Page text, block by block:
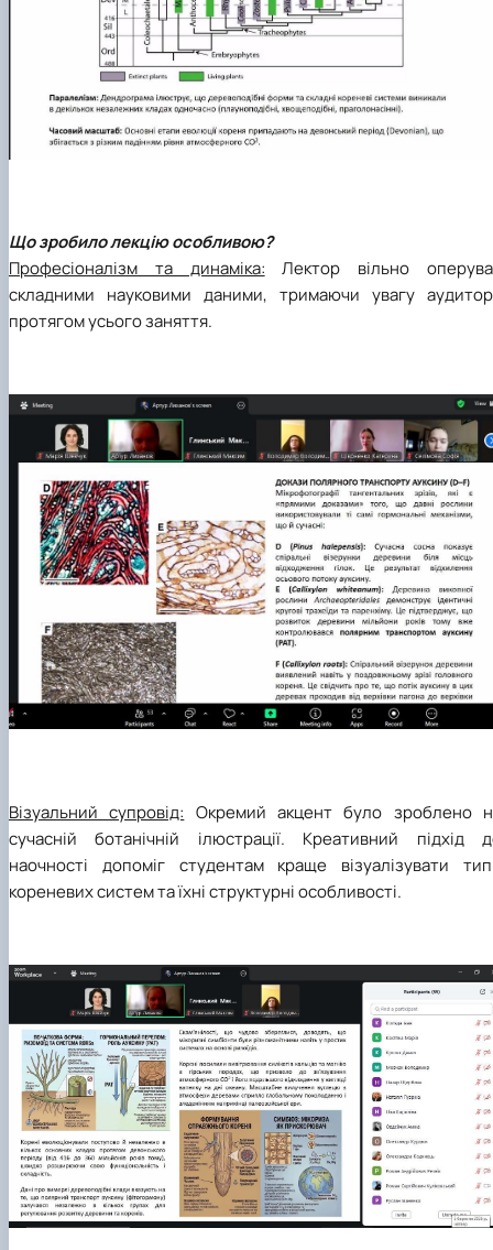
​Що зробило лекцію особливою?
​Професіоналізм та динаміка: Лектор вільно
складними науковими даними, тримаючи увагу
протягом усього заняття.
Візуальний супровід: Окремий акцент було зроблено
сучасній ботанічній ілюстрації. Креативний підхід
наочності допоміг студентам краще візуалізувати
кореневих систем та їхні структурні особливості.